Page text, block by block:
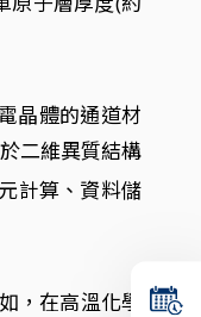
晶體的通道材
二維異質結構
計算、資料儲
，在高溫化學